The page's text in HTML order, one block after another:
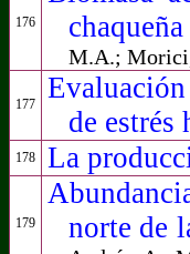
176
M.A.;
177
de
178 La
179
norte de